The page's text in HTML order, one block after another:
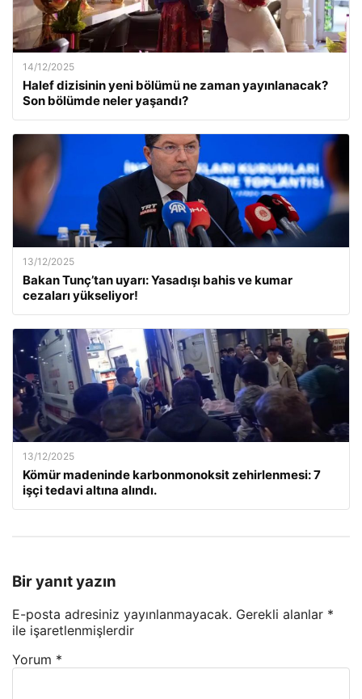
14/12/2025
Halef dizisinin yeni bölümü ne zaman yayınlanacak?
Son bölümde neler yaşandı?
13/12/2025
Bakan Tunç’tan uyarı: Yasadışı bahis ve kumar
cezaları yükseliyor!
13/12/2025
Kömür madeninde karbonmonoksit zehirlenmesi: 7
işçi tedavi altına alındı.
Bir yanıt yazın
E-posta adresiniz yayınlanmayacak. Gerekli alanlar *
ile işaretlenmişlerdir
Yorum *